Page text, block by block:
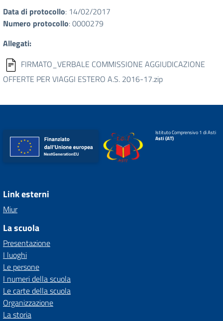
Data di protocollo: 14/02/2017
Numero protocollo: 0000279
Allegati:
FIRMATO_VERBALE COMMISSIONE AGGIUDICAZIONE
OFFERTE PER VIAGGI ESTERO A.S. 2016-17.zip
Istituto Comprensivo 1 di Asti
Asti (AT)
Link esterni
Miur
La scuola
Presentazione
I luoghi
Le persone
I numeri della scuola
Le carte della scuola
Organizzazione
La storia